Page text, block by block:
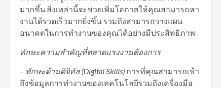
มากขึ้น สิ่งเหล่านี้จะช่วยเพิ่มโอกาสให้คุณสามารถหา
งานได้รวดเร็วมากยิ่งขึ้น รวมถึงสามารถวางแผน
อนาคตในการทำงานของคุณได้อย่างมีประสิทธิภาพ
ทักษะความสำคัญที่ตลาดแรงงานต้องการ
– ทักษะด้านดิจิทัล (Digital Skills) การที่คุณสามารถเข้า
ถึงข้อมูลการทำงานของเทคโนโลยีรวมถึงเครื่องมือ